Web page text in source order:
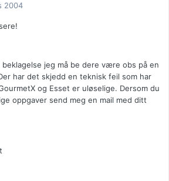
2004
jeg må be dere være obs på en
har det skjedd en teknisk feil som har
og Esset er uløselige. Dersom du
oppgaver send meg en mail med ditt